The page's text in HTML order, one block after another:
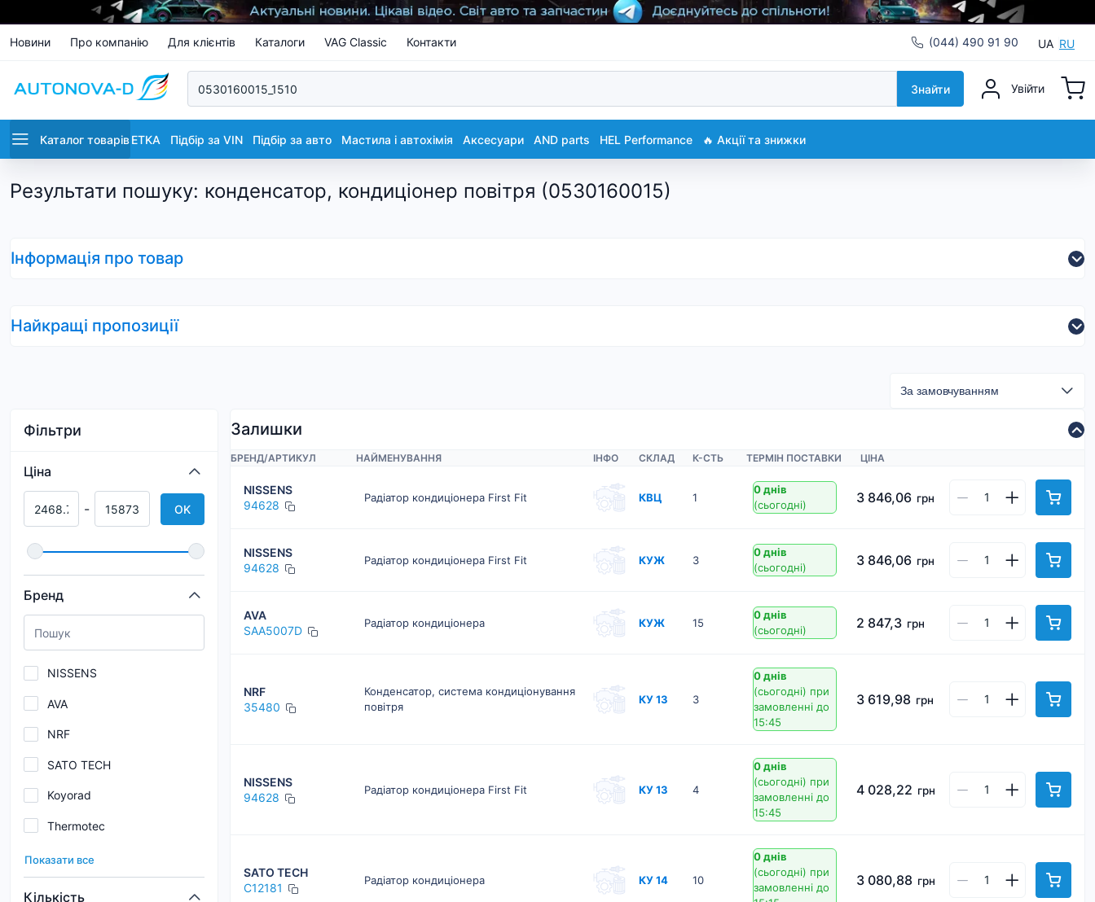
Новини Про компанію Для клієнтів Каталоги VAG Classic Контакти (044) 490 91 90 UA RU
Знайти Увійти
Каталог товарівETKA Підбір за VIN Підбір за авто Мастила і автохімія Аксесуари AND parts HEL Performance 🔥 Акції та знижки
Результати пошуку: конденсатор, кондиціонер повітря (0530160015)
Інформація про товар
Найкращі пропозиції
Фільтри
Ціна
- OK
Бренд
NISSENS
AVA
NRF
SATO TECH
Koyorad
Thermotec
Abakus
Показати все
Кількість
Залишки
БРЕНД/АРТИКУЛ НАЙМЕНУВАННЯ ІНФО СКЛАД К-CТЬ ТЕРМІН ПОСТАВКИ ЦІНА
NISSENS
94628
Радіатор кондиціонера First Fit КВЦ 1
0 днів
(сьогодні)
3 846,06 грн
NISSENS
94628
Радіатор кондиціонера First Fit КУЖ 3
0 днів
(сьогодні)
3 846,06 грн
AVA
SAA5007D
Радіатор кондиціонера КУЖ 15
0 днів
(сьогодні)
2 847,3 грн
NRF
35480
Конденсатор, система кондиціонування
повітря
КУ 13 3
0 днів
(сьогодні) при
замовленні до
15:45
3 619,98 грн
NISSENS
94628
Радіатор кондиціонера First Fit КУ 13 4
0 днів
(сьогодні) при
замовленні до
15:45
4 028,22 грн
SATO TECH
C12181
Радіатор кондиціонера КУ 14 10
0 днів
(сьогодні) при
замовленні до
3 080,88 грн